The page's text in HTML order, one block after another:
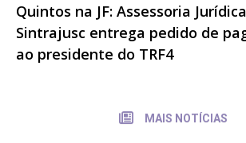
Quintos na JF: Assessoria
Sintrajusc entrega pedido de
ao presidente do TRF4
MAIS NOTÍCIAS